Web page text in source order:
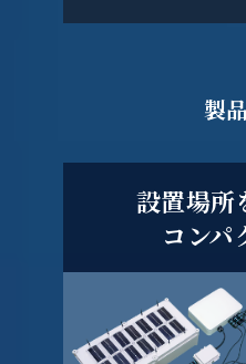
製
設置場所
コンパ